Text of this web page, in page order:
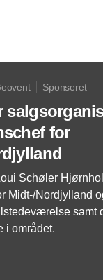
Sponseret
for
Schøler
Midt-/Nordjylland
samt
i området.